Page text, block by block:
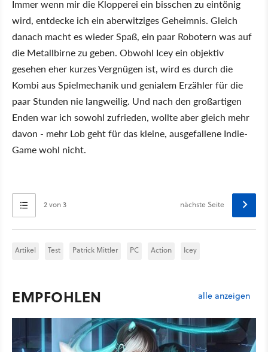
Immer wenn mir die Klopperei ein bisschen zu eintönig
wird, entdecke ich ein aberwitziges Geheimnis. Gleich
danach macht es wieder Spaß, ein paar Robotern was auf
die Metallbirne zu geben. Obwohl Icey ein objektiv
gesehen eher kurzes Vergnügen ist, wird es durch die
Kombi aus Spielmechanik und genialem Erzähler für die
paar Stunden nie langweilig. Und nach den großartigen
Enden war ich sowohl zufrieden, wollte aber gleich mehr
davon - mehr Lob geht für das kleine, ausgefallene Indie-
Game wohl nicht.
2 von 3 nächste Seite
Artikel Test Patrick Mittler PC Action Icey
EMPFOHLEN alle anzeigen